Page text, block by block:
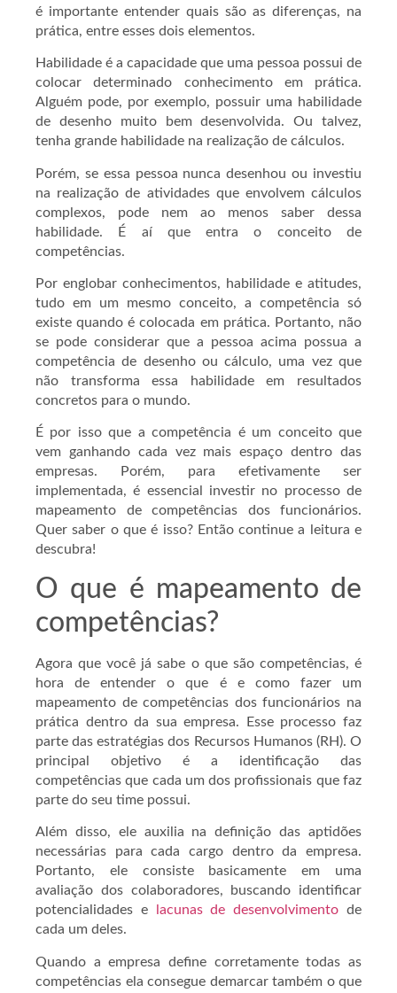
é importante entender quais são as diferenças, na
prática, entre esses dois elementos.
Habilidade é a capacidade que uma pessoa possui de
colocar determinado conhecimento em prática.
Alguém pode, por exemplo, possuir uma habilidade
de desenho muito bem desenvolvida. Ou talvez,
tenha grande habilidade na realização de cálculos.
Porém, se essa pessoa nunca desenhou ou investiu
na realização de atividades que envolvem cálculos
complexos, pode nem ao menos saber dessa
habilidade. É aí que entra o conceito de
competências.
Por englobar conhecimentos, habilidade e atitudes,
tudo em um mesmo conceito, a competência só
existe quando é colocada em prática. Portanto, não
se pode considerar que a pessoa acima possua a
competência de desenho ou cálculo, uma vez que
não transforma essa habilidade em resultados
concretos para o mundo.
É por isso que a competência é um conceito que
vem ganhando cada vez mais espaço dentro das
empresas. Porém, para efetivamente ser
implementada, é essencial investir no processo de
mapeamento de competências dos funcionários.
Quer saber o que é isso? Então continue a leitura e
descubra!
O que é mapeamento de
competências?
Agora que você já sabe o que são competências, é
hora de entender o que é e como fazer um
mapeamento de competências dos funcionários na
prática dentro da sua empresa. Esse processo faz
parte das estratégias dos Recursos Humanos (RH). O
principal objetivo é a identificação das
competências que cada um dos profissionais que faz
parte do seu time possui.
Além disso, ele auxilia na definição das aptidões
necessárias para cada cargo dentro da empresa.
Portanto, ele consiste basicamente em uma
avaliação dos colaboradores, buscando identificar
potencialidades e
lacunas de desenvolvimento de
cada um deles.
Quando a empresa define corretamente todas as
competências ela consegue demarcar também o que